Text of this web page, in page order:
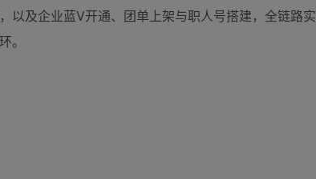
以及企业蓝V开通、团单上架与职人号搭建，全链路
。